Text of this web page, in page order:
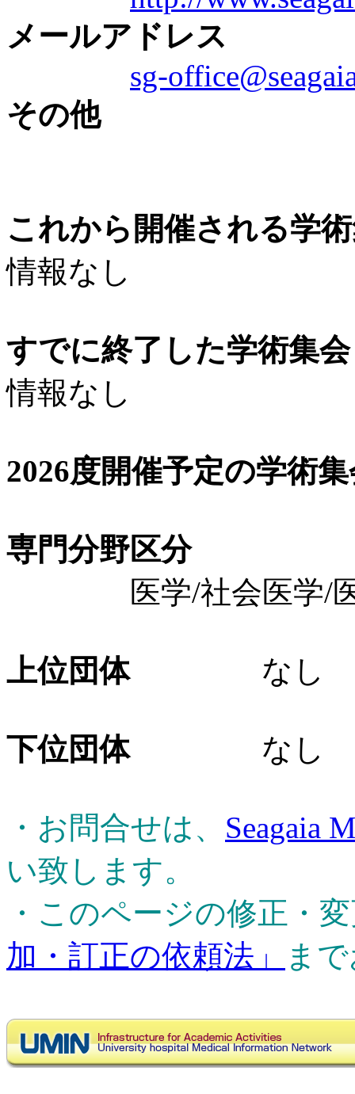
メールアドレス
sg-
その他
これから開催される学
情報なし
すでに終了した学術集
情報なし
2026度開催予定の学術
専門分野区分
医学/社会医学/医
上位団体なし
下位団体なし
・お問合せは、 Seagaia
い致します。
・このページの修正・
加・訂正の依頼法」
ま